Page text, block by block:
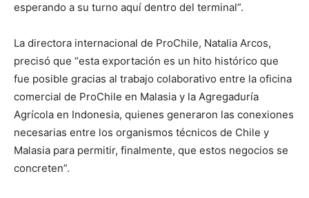
esperando a su turno aquí dentro del terminal”.
La directora internacional de ProChile, Natalia Arcos,
precisó que “esta exportación es un hito histórico que
fue posible gracias al trabajo colaborativo entre la oficina
comercial de ProChile en Malasia y la Agregaduría
Agrícola en Indonesia, quienes generaron las conexiones
necesarias entre los organismos técnicos de Chile y
Malasia para permitir, finalmente, que estos negocios se
concreten”.